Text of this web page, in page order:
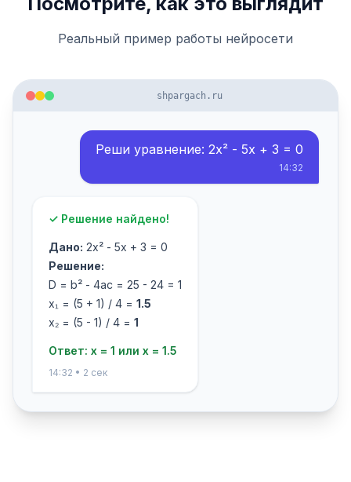
Реальный пример работы нейросети
shpargach.ru
Реши уравнение: 2x² - 5x + 3 = 0
14:32
✓ Решение найдено!
Дано: 2x² - 5x + 3 = 0
Решение:
D = b² - 4ac = 25 - 24 = 1
x₁ = (5 + 1) / 4 = 1.5
x₂ = (5 - 1) / 4 = 1
Ответ: x = 1 или x = 1.5
14:32 • 2 сек